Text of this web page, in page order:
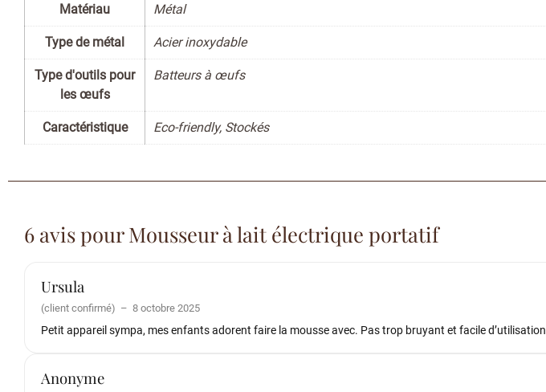
Matériau Métal
Type de métal Acier inoxydable
Type d'outils pour
les œufs
Batteurs à œufs
Caractéristique Eco-friendly, Stockés
6 avis pourMousseur à lait électrique portatif
Ursula
(client confirmé) – 8 octobre 2025
Petit appareil sympa, mes enfants adorent faire la mousse avec. Pas trop bruyant et facile d’utilisation
Anonyme